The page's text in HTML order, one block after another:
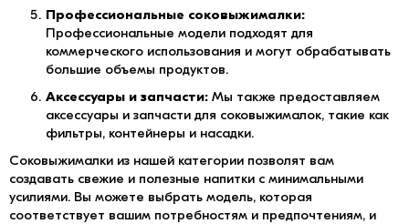
Профессиональные соковыжималки:
Профессиональные модели подходят для
коммерческого использования и могут обрабатывать
большие объемы продуктов.
Аксессуары и запчасти: Мы также предоставляем
аксессуары и запчасти для соковыжималок, такие как
фильтры, контейнеры и насадки.
Соковыжималки из нашей категории позволят вам
создавать свежие и полезные напитки с минимальными
усилиями. Вы можете выбрать модель, которая
соответствует вашим потребностям и предпочтениям, и